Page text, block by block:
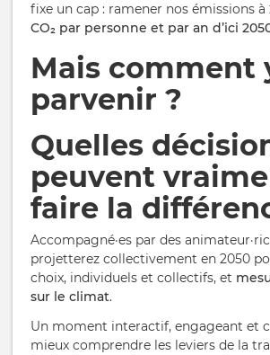
fixe un cap : ramener nos émissions à
CO₂ par personne et par an d’ici
Mais comment
parvenir ?
Quelles
peuvent
faire la
Accompagné·es par des
projetterez collectivement en 2050
choix, individuels et collectifs, et
sur le climat.
Un moment interactif, engageant et
mieux comprendre les leviers de la